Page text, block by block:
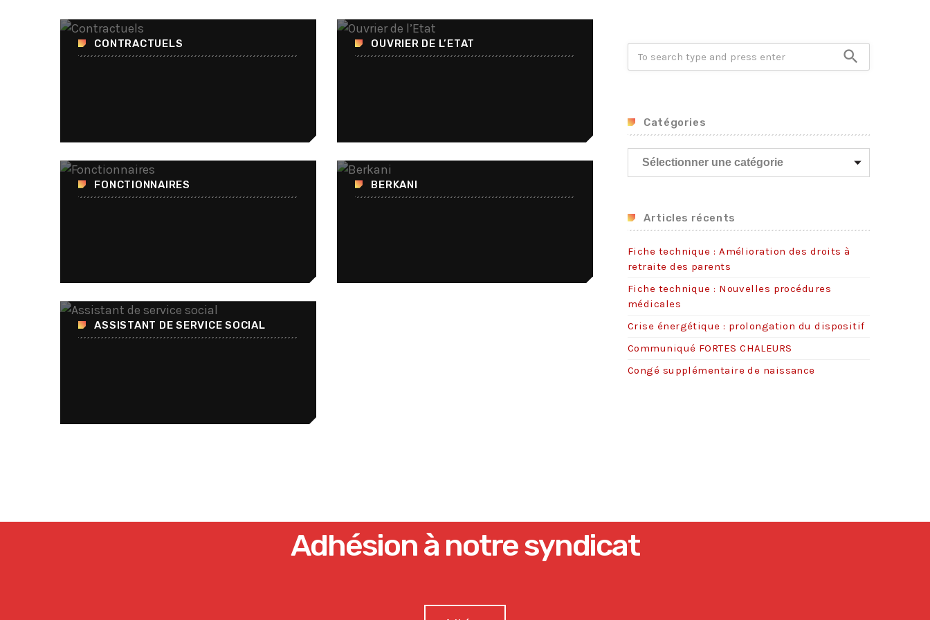
Accéder
Tous nos journaux
Communiqué FORTES CHALEURS
8 juillet 2026
CONTRACTUELS OUVRIER DE L’ETAT
FONCTIONNAIRES BERKANI
ASSISTANT DE SERVICE SOCIAL
search
Catégories
g
o
r
s
Articles récents
Fiche technique : Amélioration des droits à
retraite des parents
Fiche technique : Nouvelles procédures
médicales
Crise énergétique : prolongation du dispositif
Communiqué FORTES CHALEURS
Congé supplémentaire de naissance
Adhésion à notre syndicat